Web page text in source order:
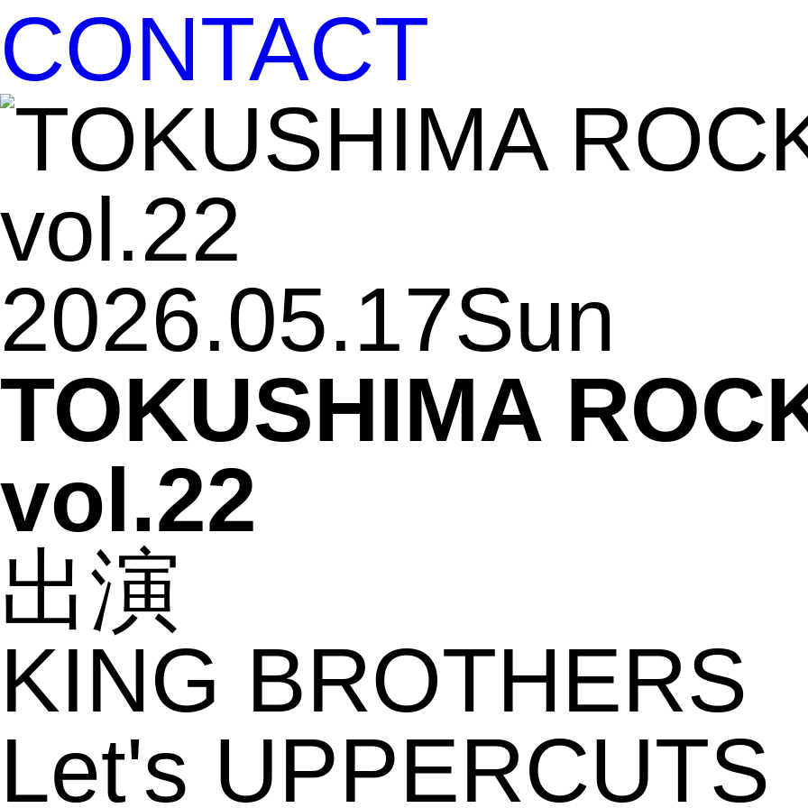
CONTACT
2026.05.17Sun
TOKUSHIMA
vol.22
出演
KING BROTHERS
Let's UPPERCUTS